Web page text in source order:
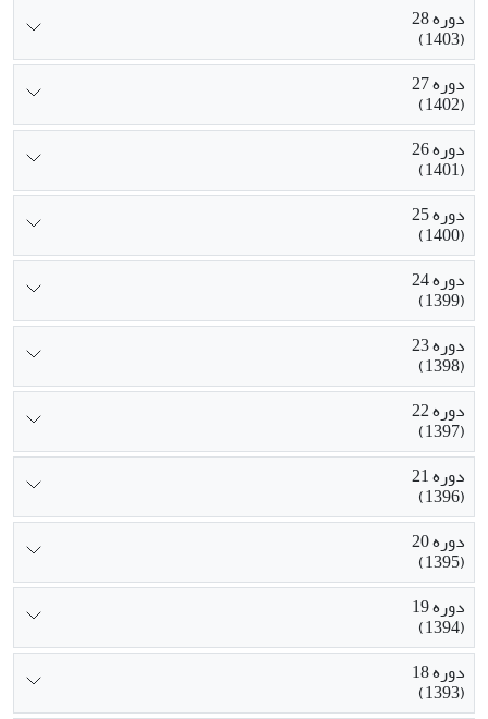
دوره 28
(1403)
دوره 27
(1402)
دوره 26
(1401)
دوره 25
(1400)
دوره 24
(1399)
دوره 23
(1398)
دوره 22
(1397)
دوره 21
(1396)
دوره 20
(1395)
دوره 19
(1394)
دوره 18
(1393)